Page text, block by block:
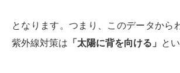
となります。つまり、このデータから
紫外線対策は 「太陽に背を向ける」 と